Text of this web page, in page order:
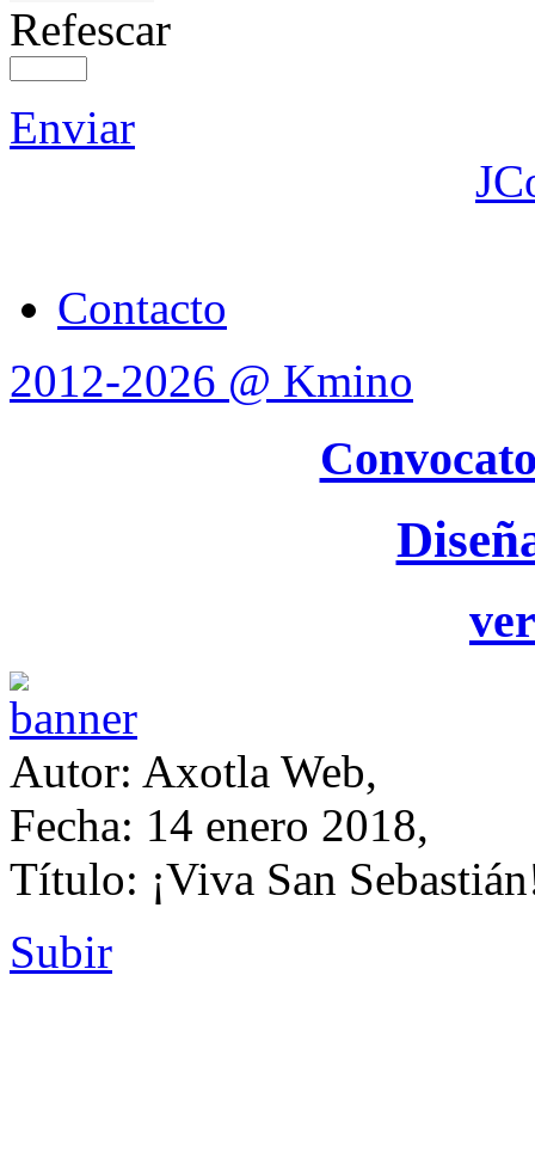
Refescar
Enviar
Contacto
2012-2026 @ Kmino
Autor: Axotla Web,
Fecha: 14 enero 2018,
Título: ¡Viva San
Subir